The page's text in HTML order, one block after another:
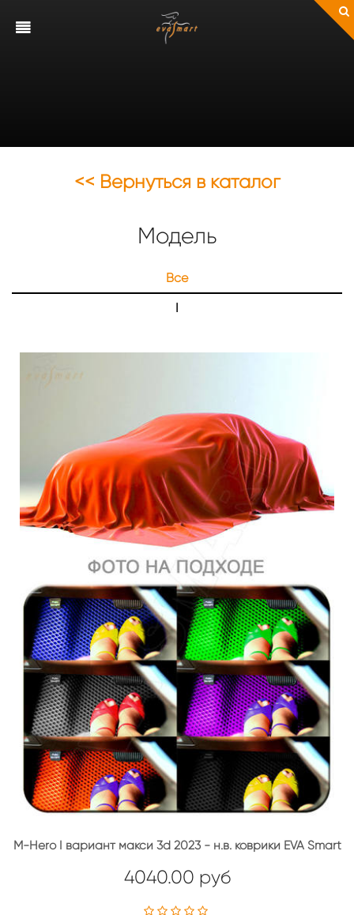
Главная
<< Вернуться в каталог
Модель
Все
I
M-Hero I вариант макси 3d 2023 - н.в. коврики EVA Smart
4040.00 руб